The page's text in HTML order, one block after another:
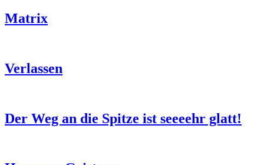
Matrix
Verlassen
Der Weg an die Spitze ist seeeehr glatt!